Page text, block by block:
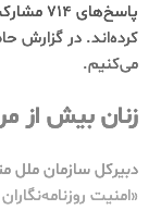
کرده‌اند. در گزارش
می‌کنیم.
زنان بیش از
«امنیت